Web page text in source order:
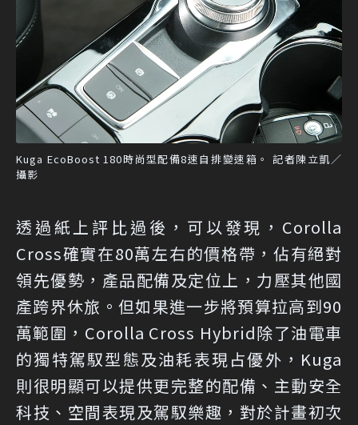
Kuga EcoBoost 180時尚型配備8速自排變速箱。 記者陳立凱／
攝影
透過紙上評比過後，可以發現，Corolla
Cross確實在80萬左右的價格帶，佔有絕對
領先優勢，產品配備及定位上，力壓其他國
產跨界休旅。但如果進一步將預算拉高到90
萬範圍，Corolla Cross Hybrid除了油電車
的獨特駕馭型態及油耗表現占優外，Kuga
則很明顯可以提供更完整的配備、主動安全
科技、空間表現及駕馭樂趣，對於計畫初次